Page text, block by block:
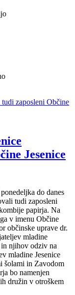
Jesenice
do danes
tudi zaposleni
papirja. Na
v imenu Občine
občinske uprave dr.
mladine
in njihov odziv na
mladine Jesenice
šolami in Zavodom
bo namenjen
družin v otroškem